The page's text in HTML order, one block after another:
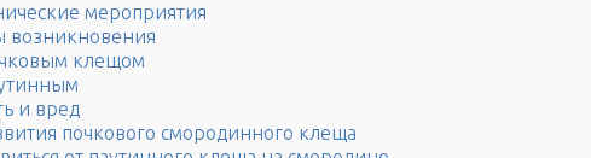
мероприятия
возникновения
клещом
и вред
почкового смородинного клеща